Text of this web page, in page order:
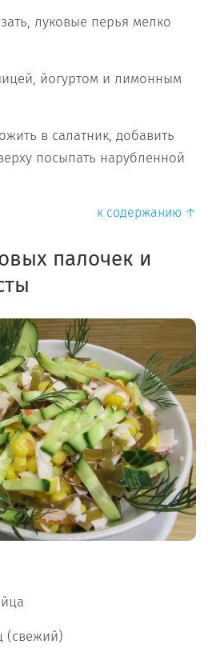
луковые перья мелко
йогуртом и лимонным
в салатник, добавить
посыпать нарубленной
к содержанию ↑
палочек и
(свежий)